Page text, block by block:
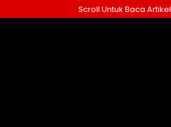
ke
Scroll Untuk Baca Artikel